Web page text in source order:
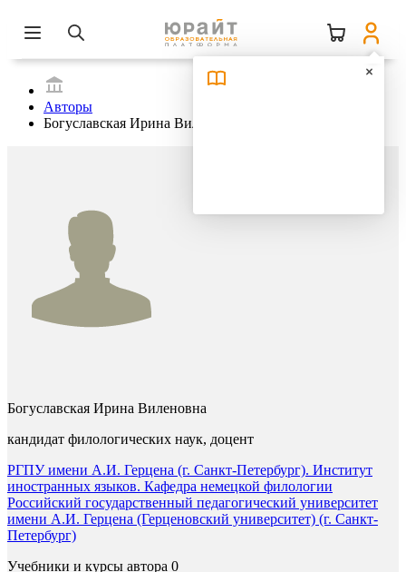
Авторы
Богуславская Ирина Виленовна
Богуславская Ирина Виленовна
кандидат филологических наук, доцент
РГПУ имени А.И. Герцена (г. Санкт-Петербург). Институт
иностранных языков. Кафедра немецкой филологии
Российский государственный педагогический университет
имени А.И. Герцена (Герценовский университет) (г. Санкт-
Петербург)
Учебники и курсы автора 0